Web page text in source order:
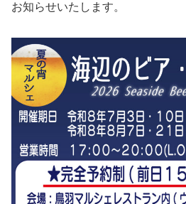
お知らせいたします。